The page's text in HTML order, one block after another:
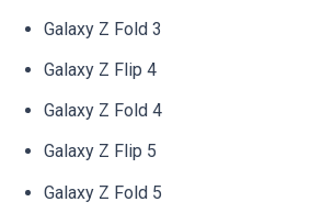
Galaxy Z Fold 3
Galaxy Z Flip 4
Galaxy Z Fold 4
Galaxy Z Flip 5
Galaxy Z Fold 5